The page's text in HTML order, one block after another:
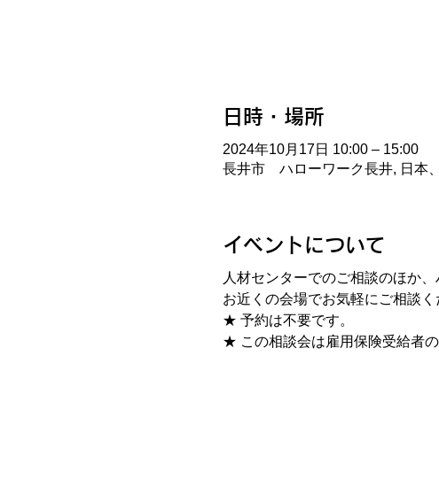
日時・場所
2024年10月17日 10:00 – 15:00
長井市 ハローワーク長井, 日本
イベントについて
人材センターでのご相談のほか
お近くの会場でお気軽にご相談く
★ 予約は不要です。
★ この相談会は雇用保険受給者